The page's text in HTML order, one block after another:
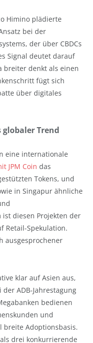
Himino plädierte
bei der
der über CBDCs
Signal deutet darauf
breiter denkt als einen
fügt sich
über digitales
Trend
eine internationale
JPM Coin das
Tokens, und
in Singapur ähnliche
diesen Projekten der
Retail-Spekulation.
ausgesprochener
klar auf Asien aus,
ADB-Jahrestagung
bedienen
und
Adoptionsbasis.
drei konkurrierende